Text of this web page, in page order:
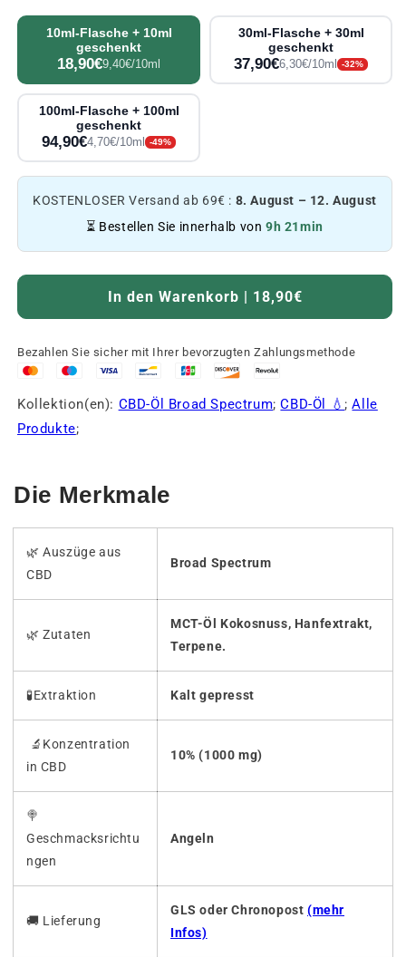
10ml-Flasche + 10ml
geschenkt
18,90€9,40€/10ml
30ml-Flasche + 30ml
geschenkt
37,90€6,30€/10ml -32%
100ml-Flasche + 100ml
geschenkt
94,90€4,70€/10ml -49%
KOSTENLOSER Versand ab 69€ : 8. August – 12. August
⏳ Bestellen Sie innerhalb von9h 21min
In den Warenkorb | 18,90€
Bezahlen Sie sicher mit Ihrer bevorzugten Zahlungsmethode
Kollektion(en): CBD-Öl Broad Spectrum;CBD-Öl 💧 ;Alle
Produkte;
Die Merkmale
🌿 Auszüge aus
CBD
Broad Spectrum
🌿 Zutaten
MCT-Öl Kokosnuss, Hanfextrakt,
Terpene.
🧪Extraktion Kalt gepresst
🔬Konzentration
in CBD
10% (1000 mg)
🍭
Geschmacksrichtu
ngen
Angeln
🚚 Lieferung
GLS oder Chronopost (mehr
Infos)